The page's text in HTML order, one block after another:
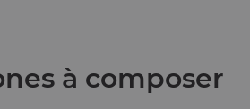
à composer